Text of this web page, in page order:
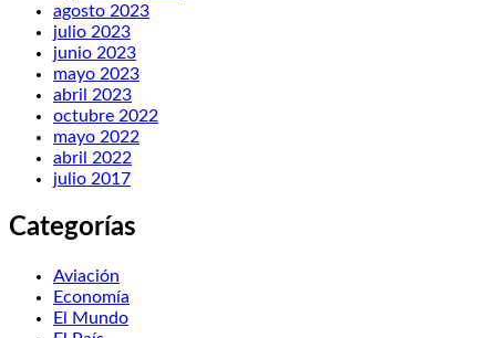
agosto 2023
julio 2023
junio 2023
mayo 2023
abril 2023
octubre 2022
mayo 2022
abril 2022
julio 2017
Categorías
Aviación
Economía
El Mundo